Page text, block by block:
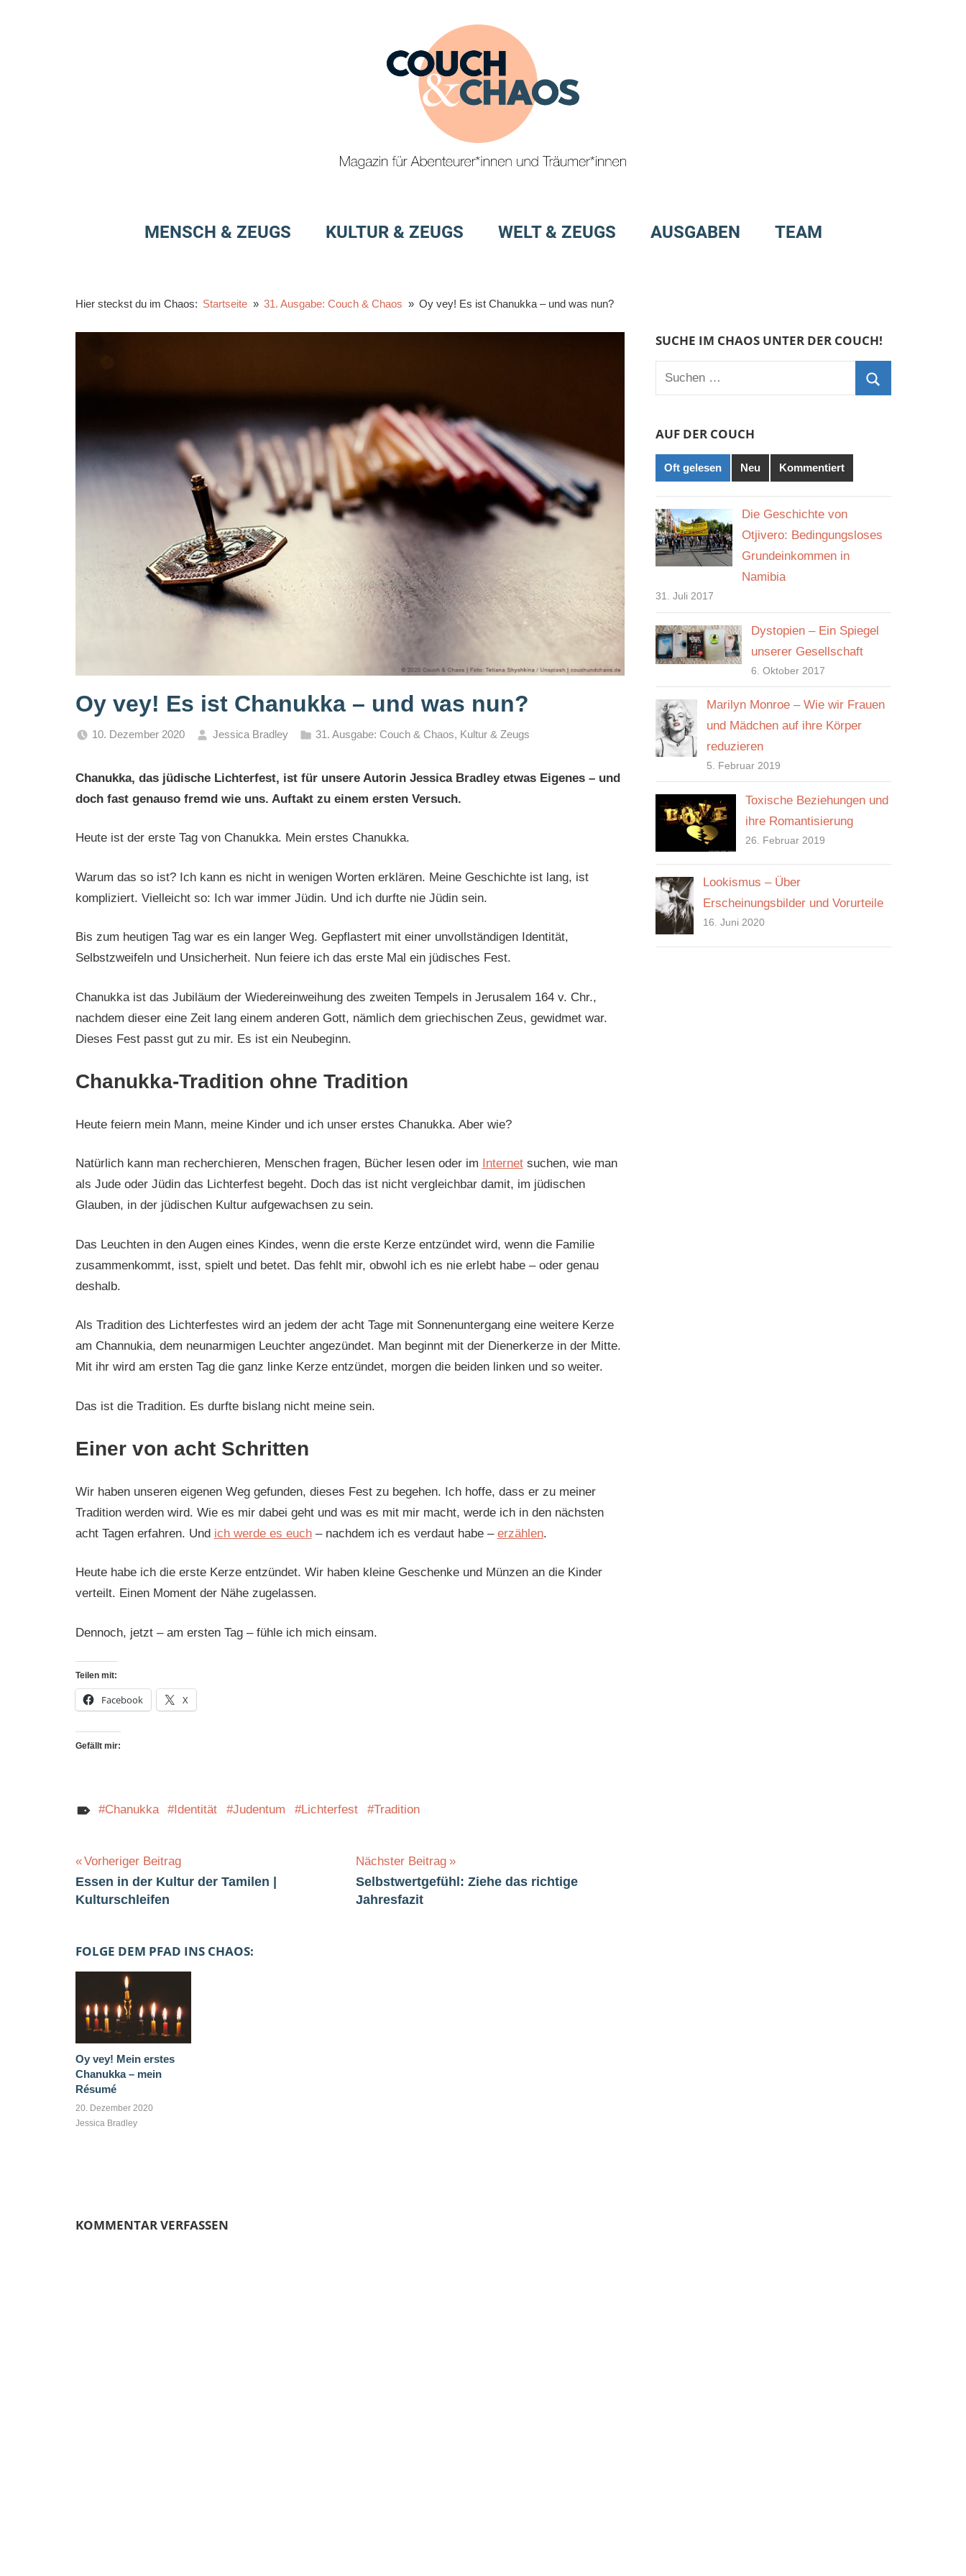
&
Abenteurer*innen
MENSCH & ZEUGS KULTUR & ZEUGS WELT & ZEUGS AUSGABEN TEAM
Hier steckst du im Chaos: Startseite 31. Ausgabe: Couch & Chaos Oy vey! Es ist Chanukka – und was nun?
Oy vey! Es ist Chanukka – und was nun?
10. Dezember 2020 Jessica Bradley 31. Ausgabe: Couch & Chaos, Kultur & Zeugs
Chanukka, das jüdische Lichterfest, ist für unsere Autorin Jessica Bradley etwas Eigenes – und
doch fast genauso fremd wie uns. Auftakt zu einem ersten Versuch.
Heute ist der erste Tag von Chanukka. Mein erstes Chanukka.
Warum das so ist? Ich kann es nicht in wenigen Worten erklären. Meine Geschichte ist lang, ist
kompliziert. Vielleicht so: Ich war immer Jüdin. Und ich durfte nie Jüdin sein.
Bis zum heutigen Tag war es ein langer Weg. Gepflastert mit einer unvollständigen Identität,
Selbstzweifeln und Unsicherheit. Nun feiere ich das erste Mal ein jüdisches Fest.
Chanukka ist das Jubiläum der Wiedereinweihung des zweiten Tempels in Jerusalem 164 v. Chr.,
nachdem dieser eine Zeit lang einem anderen Gott, nämlich dem griechischen Zeus, gewidmet war.
Dieses Fest passt gut zu mir. Es ist ein Neubeginn.
Chanukka-Tradition ohne Tradition
Heute feiern mein Mann, meine Kinder und ich unser erstes Chanukka. Aber wie?
Natürlich kann man recherchieren, Menschen fragen, Bücher lesen oder im Internetsuchen, wie man
als Jude oder Jüdin das Lichterfest begeht. Doch das ist nicht vergleichbar damit, im jüdischen
Glauben, in der jüdischen Kultur aufgewachsen zu sein.
Das Leuchten in den Augen eines Kindes, wenn die erste Kerze entzündet wird, wenn die Familie
zusammenkommt, isst, spielt und betet. Das fehlt mir, obwohl ich es nie erlebt habe – oder genau
deshalb.
Als Tradition des Lichterfestes wird an jedem der acht Tage mit Sonnenuntergang eine weitere Kerze
am Channukia, dem neunarmigen Leuchter angezündet. Man beginnt mit der Dienerkerze in der Mitte.
Mit ihr wird am ersten Tag die ganz linke Kerze entzündet, morgen die beiden linken und so weiter.
Das ist die Tradition. Es durfte bislang nicht meine sein.
Einer von acht Schritten
Wir haben unseren eigenen Weg gefunden, dieses Fest zu begehen. Ich hoffe, dass er zu meiner
Tradition werden wird. Wie es mir dabei geht und was es mit mir macht, werde ich in den nächsten
acht Tagen erfahren. Und ich werde es euch– nachdem ich es verdaut habe – erzählen.
Heute habe ich die erste Kerze entzündet. Wir haben kleine Geschenke und Münzen an die Kinder
verteilt. Einen Moment der Nähe zugelassen.
Dennoch, jetzt – am ersten Tag – fühle ich mich einsam.
Teilen mit:
Facebook X
Gefällt mir:
Chanukka Identität Judentum Lichterfest Tradition
Beitragsnavigation
Vorheriger Beitrag
Essen in der Kultur der Tamilen |
Kulturschleifen
Nächster Beitrag
Selbstwertgefühl: Ziehe das richtige
Jahresfazit
FOLGE DEM PFAD INS CHAOS:
Oy vey! Mein erstes
Chanukka – mein
Résumé
20. Dezember 2020
Jessica Bradley
KOMMENTAR VERFASSEN
SUCHE IM CHAOS UNTER DER COUCH!
Suchen
AUF DER COUCH
Oft gelesen Neu Kommentiert
Die Geschichte von
Otjivero: Bedingungsloses
Grundeinkommen in
Namibia
31. Juli 2017
Dystopien – Ein Spiegel
unserer Gesellschaft
6. Oktober 2017
Marilyn Monroe – Wie wir Frauen
und Mädchen auf ihre Körper
reduzieren
5. Februar 2019
Toxische Beziehungen und
ihre Romantisierung
26. Februar 2019
Lookismus – Über
Erscheinungsbilder und Vorurteile
16. Juni 2020